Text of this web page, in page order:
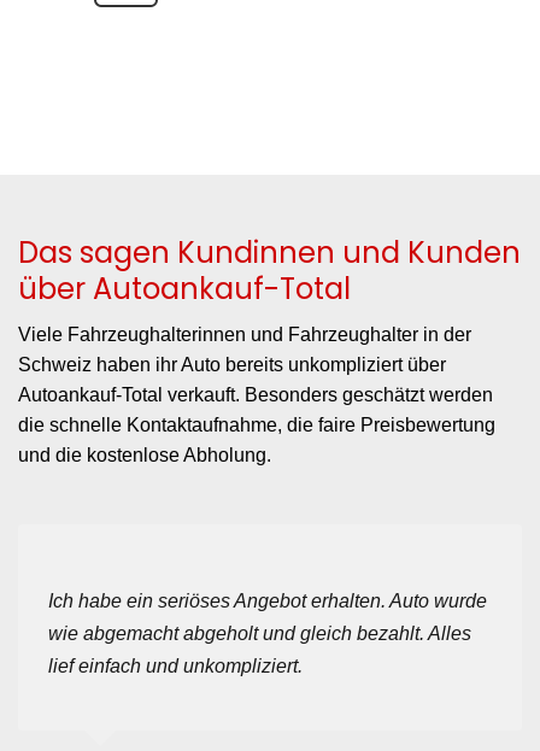
Das sagen Kundinnen und Kunden
über Autoankauf-Total
Viele Fahrzeughalterinnen und Fahrzeughalter in der
Schweiz haben ihr Auto bereits unkompliziert über
Autoankauf-Total verkauft. Besonders geschätzt werden
die schnelle Kontaktaufnahme, die faire Preisbewertung
und die kostenlose Abholung.
Ich habe ein seriöses Angebot erhalten. Auto wurde
wie abgemacht abgeholt und gleich bezahlt. Alles
lief einfach und unkompliziert.